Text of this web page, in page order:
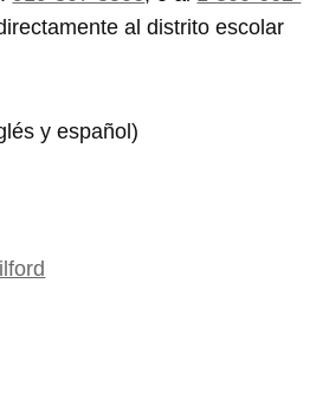
al distrito escolar
y español)